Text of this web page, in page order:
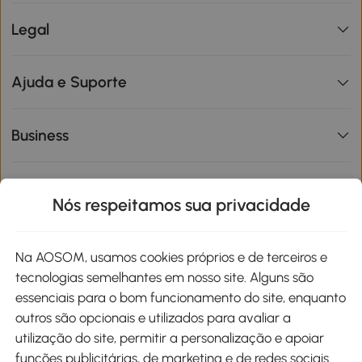
Legal
Ajuda e Suporte
Business
Métodos de pagamento
Nós respeitamos sua privacidade
Na AOSOM, usamos cookies próprios e de terceiros e
tecnologias semelhantes em nosso site. Alguns são
essenciais para o bom funcionamento do site, enquanto
outros são opcionais e utilizados para avaliar a
utilização do site, permitir a personalização e apoiar
funções publicitárias, de marketing e de redes sociais.